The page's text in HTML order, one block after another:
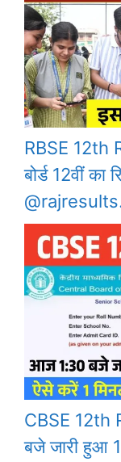
RBSE 12th
बोर्ड 12वीं का
CBSE
बजे जारी हुआ